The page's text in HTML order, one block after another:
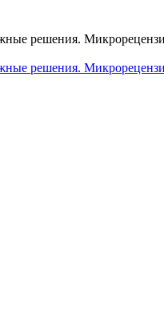
решения.
решения.